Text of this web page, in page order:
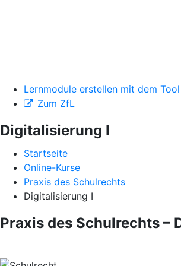
Lernmodule erstellen mit dem
Zum ZfL
Digitalisierung I
Startseite
Online-Kurse
Praxis des Schulrechts
Digitalisierung I
Praxis des Schulrechts –